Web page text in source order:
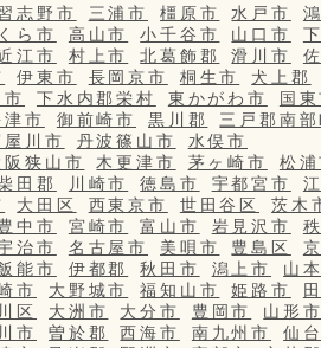
志野市 三浦市 橿原市 水戸市
ら市 高山市 小千谷市 山口市
江市 村上市 北葛飾郡 滑川市
伊東市 長岡京市 桐生市 犬上郡
下水内郡栄村 東かがわ市
国東
津市 御前崎市 黒川郡
三戸郡南部
屋川市 丹波篠山市
水俣市
阪狭山市 木更津市 茅ヶ崎市
松浦
田郡 川崎市 徳島市 宇都宮市
大田区 西東京市 世田谷区
茨木
中市 宮崎市 富山市 岩見沢市
治市 名古屋市 美唄市 豊島区
能市 伊都郡 秋田市 潟上市
山
市 大野城市 福知山市 姫路市
区 大洲市 大分市 豊岡市
山形市
市 曽於郡 西海市 南九州市
仙